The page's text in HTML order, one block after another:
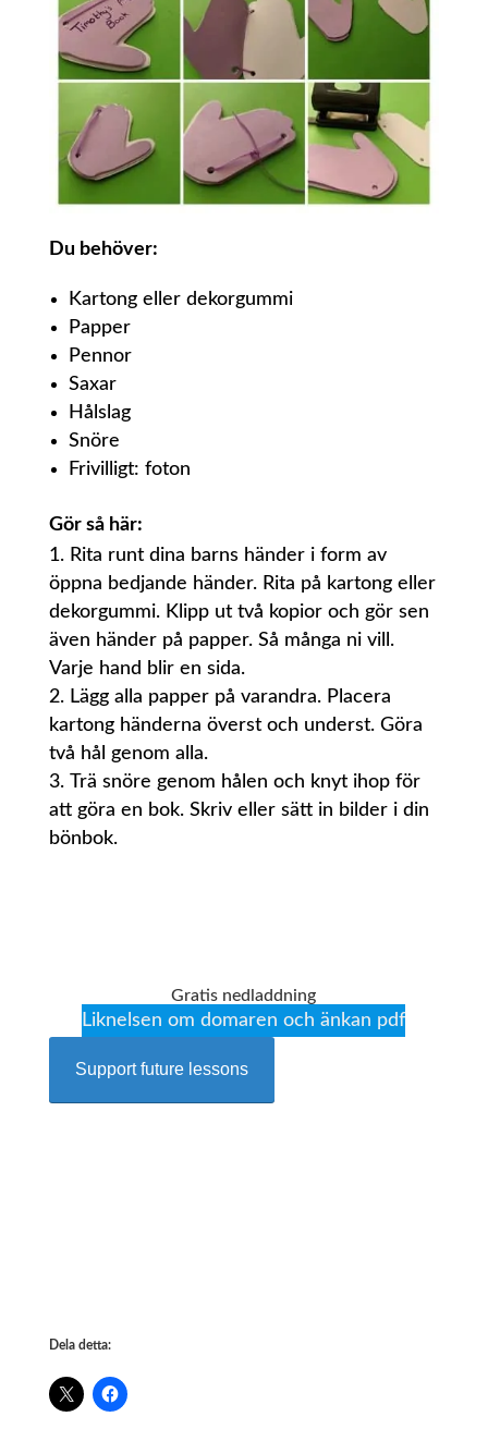
Du behöver:
Kartong eller dekorgummi
Papper
Pennor
Saxar
Hålslag
Snöre
Frivilligt: foton
Gör så här:
Rita runt dina barns händer i form av
öppna bedjande händer. Rita på kartong eller
dekorgummi. Klipp ut två kopior och gör sen
även händer på papper. Så många ni vill.
Varje hand blir en sida.
Lägg alla papper på varandra. Placera
kartong händerna överst och underst. Göra
två hål genom alla.
Trä snöre genom hålen och knyt ihop för
att göra en bok. Skriv eller sätt in bilder i din
bönbok.
Gratis nedladdning
Liknelsen om domaren och änkan pdf
Support future lessons
Dela detta: